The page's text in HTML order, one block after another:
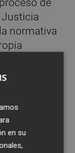
de
Justicia
normativa
la
a
de la
de
en su